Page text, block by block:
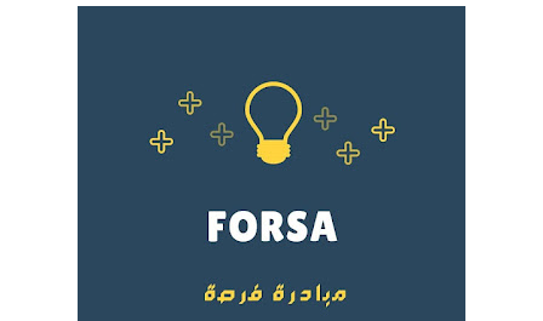
فرص عمل في السودان
دورات تدريبية